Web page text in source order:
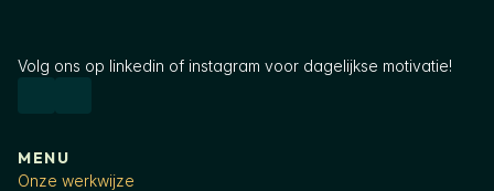
Volg ons op linkedin of instagram voor dagelijkse motivatie!
MENU
Onze werkwijze